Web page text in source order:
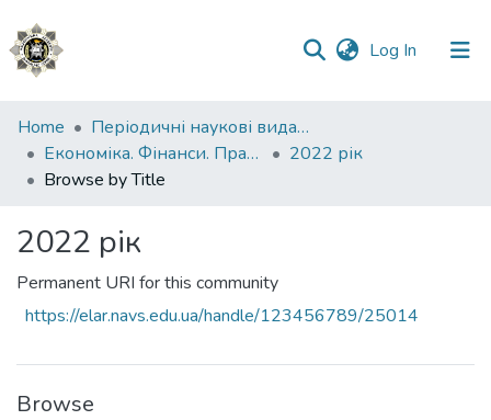
Log In (current)
Communities
&
Collections
Home
Періодичні наукові видання НАВС
Економіка. Фінанси. Право.
2022 рік
Browse by Title
2022 рік
Permanent URI for this community
https://elar.navs.edu.ua/handle/123456789/25014
Browse